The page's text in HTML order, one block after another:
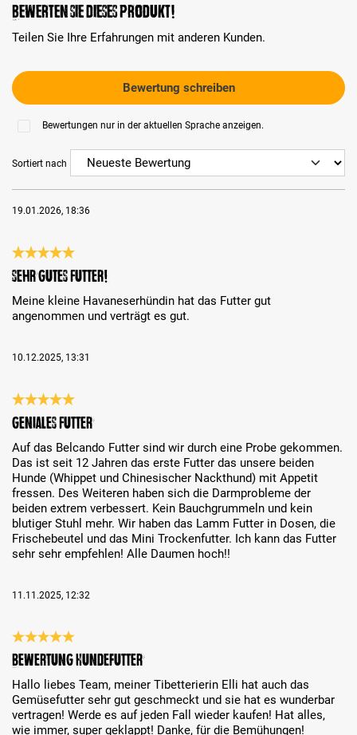
Bewerten Sie dieses Produkt!
Teilen Sie Ihre Erfahrungen mit anderen Kunden.
Bewertung schreiben
Bewertungen nur in der aktuellen Sprache anzeigen.
Sortiert nach
19.01.2026, 18:36
Bewertung mit 5 von 5 Sternen
Sehr gutes Futter!
Meine kleine Havaneserhündin hat das Futter gut
angenommen und verträgt es gut.
10.12.2025, 13:31
Bewertung mit 5 von 5 Sternen
Geniales FUTTER
Auf das Belcando Futter sind wir durch eine Probe gekommen.
Das ist seit 12 Jahren das erste Futter das unsere beiden
Hunde (Whippet und Chinesischer Nackthund) mit Appetit
fressen. Des Weiteren haben sich die Darmprobleme der
beiden extrem verbessert. Kein Bauchgrummeln und kein
blutiger Stuhl mehr. Wir haben das Lamm Futter in Dosen, die
Frischebeutel und das Mini Trockenfutter. Ich kann das Futter
sehr sehr empfehlen! Alle Daumen hoch!!
11.11.2025, 12:32
Bewertung mit 5 von 5 Sternen
Bewertung Hundefutter
Hallo liebes Team, meiner Tibetterierin Elli hat auch das
Gemüsefutter sehr gut geschmeckt und sie hat es wunderbar
vertragen! Werde es auf jeden Fall wieder kaufen! Hat alles,
wie immer, super geklappt! Danke, für die Bemühungen!